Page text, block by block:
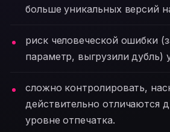
больше уникальных версий
риск человеческой ошибки
параметр, выгрузили дубль)
сложно контролировать,
действительно отличаются
уровне отпечатка.